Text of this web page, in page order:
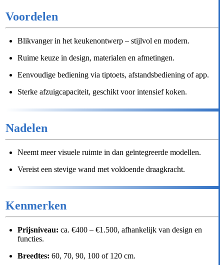
Voordelen
Blikvanger in het keukenontwerp – stijlvol en modern.
Ruime keuze in design, materialen en afmetingen.
Eenvoudige bediening via tiptoets, afstandsbediening of app.
Sterke afzuigcapaciteit, geschikt voor intensief koken.
Nadelen
Neemt meer visuele ruimte in dan geïntegreerde modellen.
Vereist een stevige wand met voldoende draagkracht.
Kenmerken
Prijsniveau: ca. €400 – €1.500, afhankelijk van design en
functies.
Breedtes: 60, 70, 90, 100 of 120 cm.